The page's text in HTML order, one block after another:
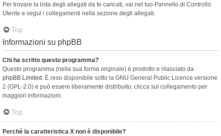
Per trovare la lista degli allegati da te caricati, vai nel tuo Pannello di Controllo
Utente e segui i collegamenti nella sezione degli allegati.
Top
Informazioni su phpBB
Chi ha scritto questo programma?
Questo programma (nella sua forma originale) è prodotto e rilasciato da
phpBB Limited . È reso disponibile sotto la GNU General Public Licence versione
2 (GPL-2.0) e può essere liberamente distribuito; clicca sul collegamento per
maggiori informazioni.
Top
Perché la caratteristica X non è disponibile?